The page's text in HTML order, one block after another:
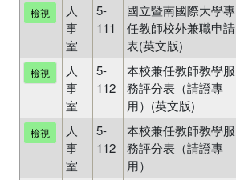
檢視
人
事
室
5-
111
國立暨南國際大學專
任教師校外兼職申請
表(英文版)
檢視
人
事
室
5-
112
本校兼任教師教學服
務評分表（請證專
用）(英文版)
檢視
人
事
室
5-
112
本校兼任教師教學服
務評分表（請證專
用）